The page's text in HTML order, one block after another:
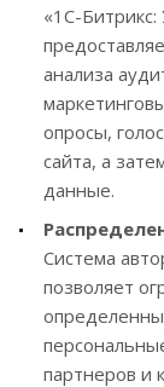
«1С-Битрикс:
анализа
опросы,
сайта, а
данные.
Система
позволяет
партнеров и